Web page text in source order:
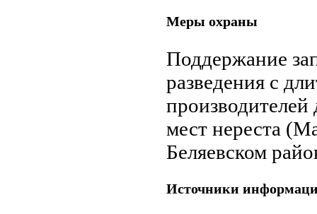
Меры охраны
Поддержание
разведения с
производителей
мест нереста
Беляевском
Источники